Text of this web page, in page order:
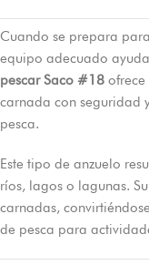
Cuando se prepara
equipo adecuado
pescar Saco #18
carnada con seguridad
pesca.
Este tipo de anzuelo
ríos, lagos o lagunas.
carnadas,
de pesca para